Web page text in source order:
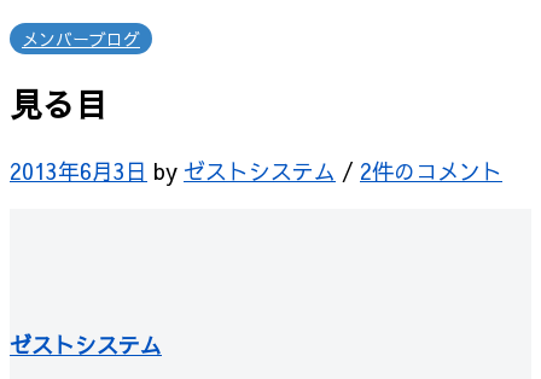
メンバーブログ
見る目
2013年6月3日 by ゼストシステム / 2件のコメント
ゼストシステム